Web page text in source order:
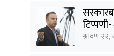
ढंग
श्रावण २२,